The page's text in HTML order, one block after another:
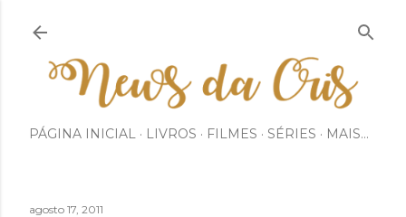
PÁGINA INICIAL LIVROS FILMES SÉRIES MAIS…
agosto 17, 2011